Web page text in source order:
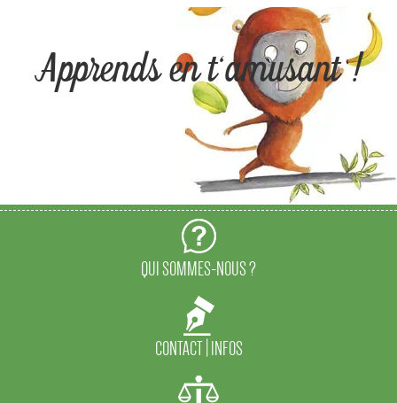
Apprends en t'amusant !
QUI SOMMES-NOUS ?
CONTACT | INFOS